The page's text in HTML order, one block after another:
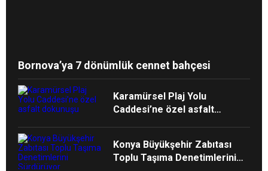
Bornova’ya 7 dönümlük cennet bahçesi
Karamürsel Plaj Yolu
Caddesi’ne özel asfalt
Konya Büyükşehir Zabıtası
Toplu Taşıma Denetimlerini